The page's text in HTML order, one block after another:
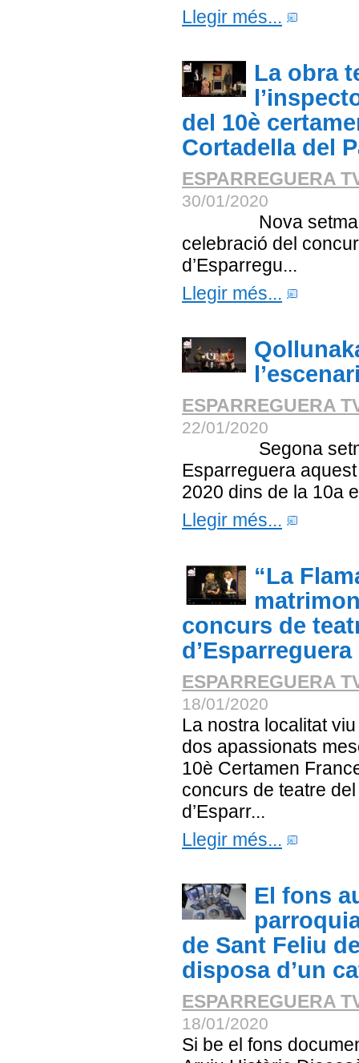
Llegir més...
La obra
del 10è
Cortadella del
ESPARREGUERA
30/01/2020
Nova setmana
celebració del
d’Esparregu...
Llegir més...
ESPARREGUERA
22/01/2020
Segona
Esparreguera
2020 dins de la 10a
Llegir més...
“La
concurs de
d’Esparreguera
ESPARREGUERA
18/01/2020
La nostra localitat
dos apassionats
10è Certamen
concurs de teatre
d’Esparr...
Llegir més...
El fons
de Sant Feliu
disposa d’un
ESPARREGUERA
18/01/2020
Si be el fons